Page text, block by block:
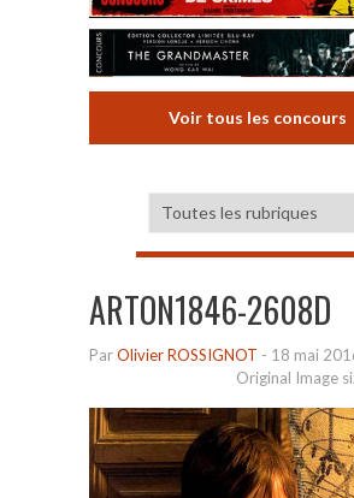
Voir tous les concours
ARTON1846-2608D
ParOlivier ROSSIGNOT - 18 mai
Original Image